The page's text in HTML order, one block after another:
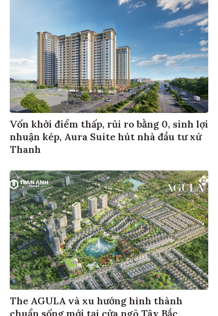
Vốn khởi điểm thấp, rủi ro bằng 0, sinh lợi
nhuận kép, Aura Suite hút nhà đầu tư xứ
Thanh
The AGULA và xu hướng hình thành
chuẩn sống mới tại cửa ngõ Tây Bắc